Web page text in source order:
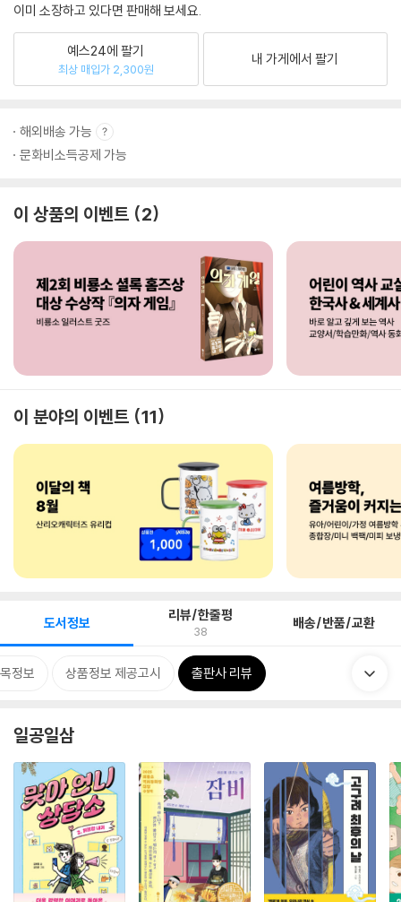
이미 소장하고 있다면 판매해 보세요.
예스24에 팔기
최상 매입가 2,300원
내 가게에서 팔기
해외배송 가능
문화비소득공제 가능
이 상품의 이벤트 2
이 분야의 이벤트 11
도서정보 리뷰/한줄평
38 배송/반품/교환
정보 상품정보 제공고시 출판사 리뷰
일공일삼